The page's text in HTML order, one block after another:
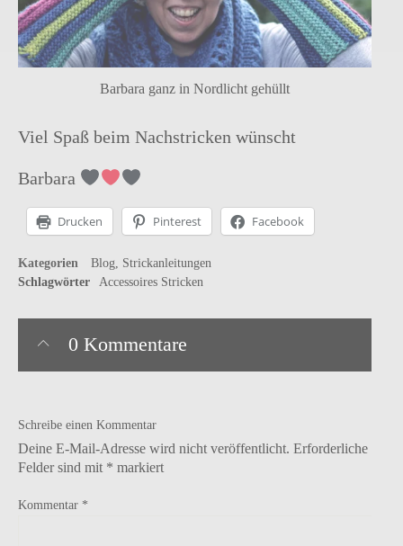
Barbara ganz in Nordlicht gehüllt
Viel Spaß beim Nachstricken wünscht
Barbara
Drucken Pinterest Facebook
Kategorien Blog Strickanleitungen
Schlagwörter
Accessoires Stricken
0 Kommentare
Schreibe einen Kommentar
Deine E-Mail-Adresse wird nicht veröffentlicht. Erforderliche
Felder sind mit * markiert
Kommentar *